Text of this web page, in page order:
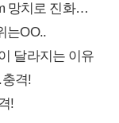
망치로 진화…
는OO..
달라지는 이유
격!
!